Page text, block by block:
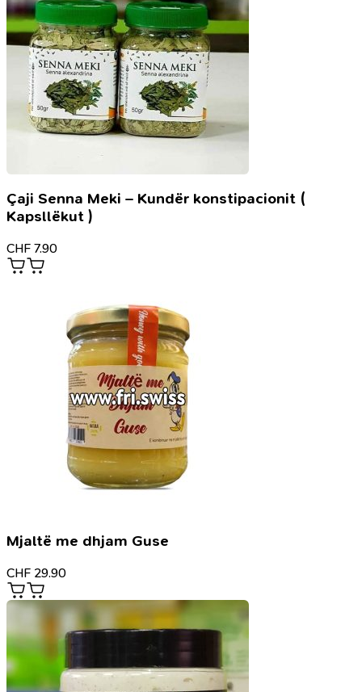
Çaji Senna Meki – Kundër konstipacionit (
Kapsllëkut )
CHF 7.90
Mjaltë me dhjam Guse
CHF 29.90